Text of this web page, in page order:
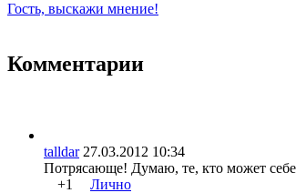
Гость, выскажи мнение!
Комментарии
talldar 27.03.2012 10:34
Потрясающе! Думаю, те, кто может
+1
Лично